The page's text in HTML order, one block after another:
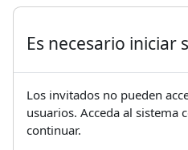
Es necesario iniciar
Los invitados no pueden
usuarios. Acceda al sistema
continuar.